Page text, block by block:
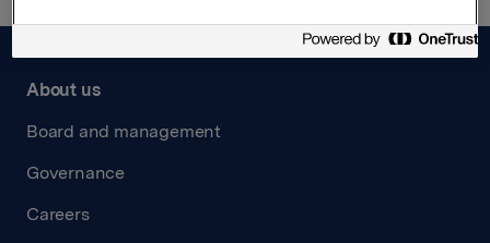
About us
Board and management
Governance
Careers